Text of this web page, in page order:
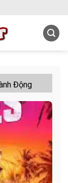
Động